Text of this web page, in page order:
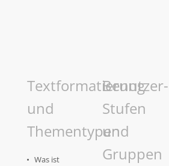
Textformatierung
und
Thementypen
Was ist
Benutzer-
Stufen
und
Gruppen